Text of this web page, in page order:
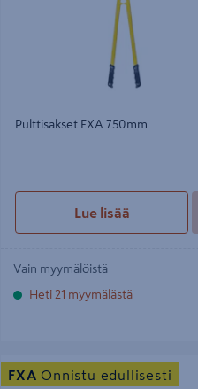
Pulttisakset FXA 750mm
Lue lisää
Vain myymälöistä
Heti 21 myymälästä
Vesipumppupihdit FXA 250mm 2-
komponenttikahvat
FXA Onnistu edullisesti